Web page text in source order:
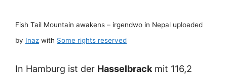
Fish Tail Mountain awakens – irgendwo in Nepal uploaded
by Inaz with Some rights reserved
In Hamburg ist der Hasselbrackmit 116,2